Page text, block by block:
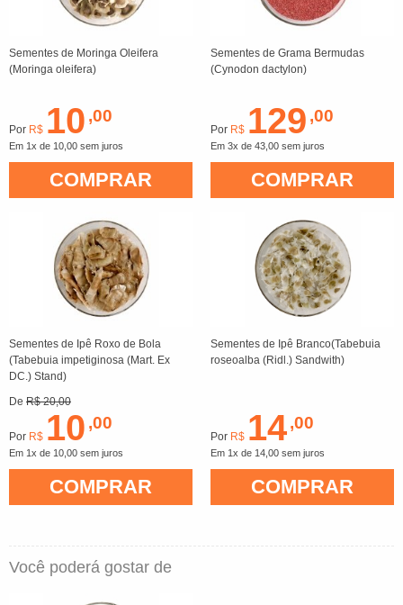
Sementes de Moringa Oleifera
(Moringa oleifera)
Por R$ 10 ,00
Em 1x de 10,00 sem juros
COMPRAR
Sementes de Grama Bermudas
(Cynodon dactylon)
Por R$ 129 ,00
Em 3x de 43,00 sem juros
COMPRAR
Sementes de Ipê Roxo de Bola
(Tabebuia impetiginosa (Mart. Ex
DC.) Stand)
De R$ 20,00
Por R$ 10 ,00
Em 1x de 10,00 sem juros
COMPRAR
Sementes de Ipê Branco(Tabebuia
roseoalba (Ridl.) Sandwith)
Por R$ 14,00
Em 1x de 14,00 sem juros
COMPRAR
Você poderá gostar de